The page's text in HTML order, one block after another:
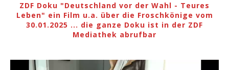
ZDF Doku "Deutschland vor der Wahl - Teures
Leben" ein Film u.a. über die Froschkönige vom
30.01.2025 ... die ganze Doku ist in der ZDF
Mediathek abrufbar